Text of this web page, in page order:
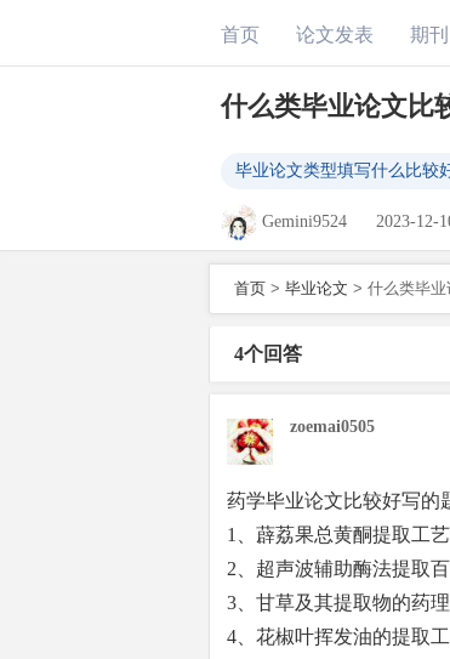
首页 论文发表 期
什么类毕业论文比
毕业论文类型填写什么比较
Gemini9524
2023-12-
首页 > 毕业论文 > 什么类毕
4个回答
zoemai0505
药学毕业论文比较好写的
1、薜荔果总黄酮提取工
2、超声波辅助酶法提取
3、甘草及其提取物的药
4、花椒叶挥发油的提取